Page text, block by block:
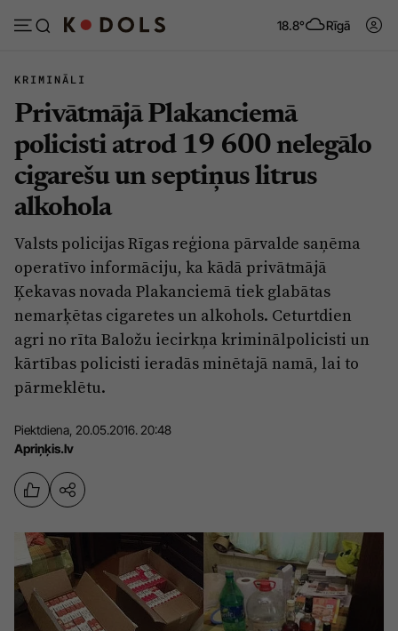
18.8° Rīgā
Abonēt Pieslēgties
Ziņas
Politika
Pašvaldības
Izglītība
Veselība
Ģimene
Vide
Drošība
Tēmas
Dzīve un ticība
Ekonomika
Krimināli
Ādaži
Ķekava
Mārupe
Mediju atbalsta fonds
Zivju fonds
Zaļā nākotne
KRIMINĀLI
Privātmājā Plakanciemā
policisti atrod 19 600 nelegālo
cigarešu un septiņus litrus
alkohola
Valsts policijas Rīgas reģiona pārvalde saņēma
operatīvo informāciju, ka kādā privātmājā
Ķekavas novada Plakanciemā tiek glabātas
nemarķētas cigaretes un alkohols. Ceturtdien
agri no rīta Baložu iecirkņa kriminālpolicisti un
kārtības policisti ieradās minētajā namā, lai to
pārmeklētu.
Piektdiena, 20.05.2016. 20:48
Apriņķis.lv